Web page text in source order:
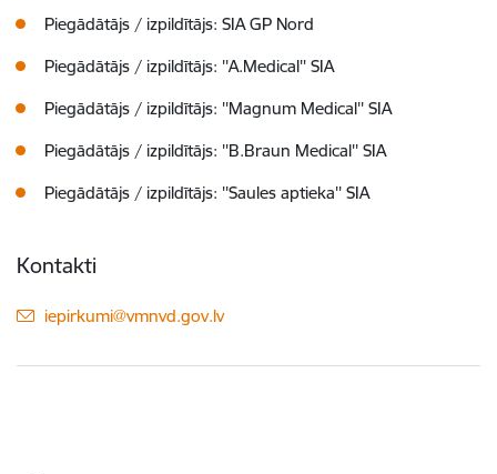
Piegādātājs / izpildītājs: SIA GP Nord
Piegādātājs / izpildītājs: ''A.Medical'' SIA
Piegādātājs / izpildītājs: ''Magnum Medical'' SIA
Piegādātājs / izpildītājs: ''B.Braun Medical'' SIA
Piegādātājs / izpildītājs: ''Saules aptieka'' SIA
Kontakti
E-pasts:
iepirkumi@vmnvd.gov.lv